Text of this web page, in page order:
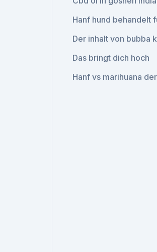
Hanf hund behandelt
Der inhalt von bubba
Das bringt dich hoch
Hanf vs marihuana